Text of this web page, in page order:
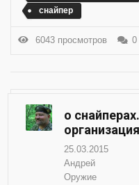
снайпер
6043 просмотров 0
о
25.03.2015
Андрей
Оружие